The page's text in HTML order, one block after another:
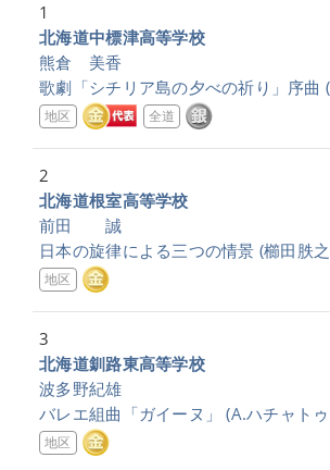
1
北海道中標津高等学校
熊倉 美香
歌劇「シチリア島の夕べの祈り」序曲
地区 全道
2
北海道根室高等学校
前田 誠
日本の旋律による三つの情景 (櫛田胅
地区
3
北海道釧路東高等学校
波多野紀雄
バレエ組曲「ガイーヌ」
(A.ハチャト
地区